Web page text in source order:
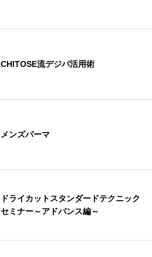
CHITOSE流デジパ活用術
メンズパーマ
ドライカットスタンダードテクニック
セミナー～アドバンス編～